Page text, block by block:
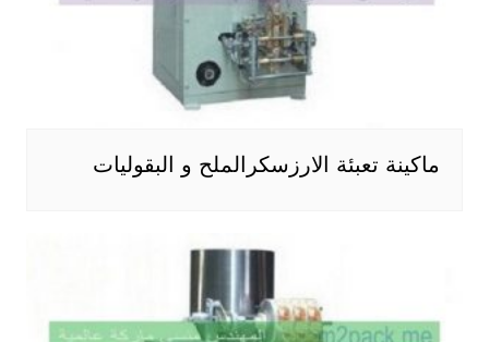
ماكينة تعبئة الارزسكرالملح و البقوليات